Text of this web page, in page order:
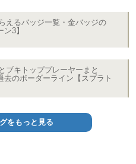
えるバッジ一覧・金バッジの
3】
ブキトッププレーヤーまと
のボーダーライン【スプラト
をもっと見る